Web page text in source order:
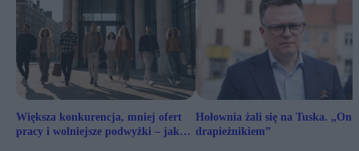
Większa konkurencja, mniej ofert
pracy i wolniejsze podwyżki – jak
Hołownia żali się na Tuska. „On
drapieżnikiem”